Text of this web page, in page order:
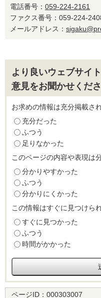
電話番号： 059-224-2161
ファクス番号：059-224-
メールアドレス：
より良いウェブサイ
意見をお聞かせくだ
お求めの情報は充分掲載さ
充分だった
ふつう
足りなかった
このページの内容や表現は
分かりやすかった
ふつう
分かりにくかった
この情報はすぐに見つけら
すぐに見つかった
ふつう
時間がかかった
ページID： 000303007